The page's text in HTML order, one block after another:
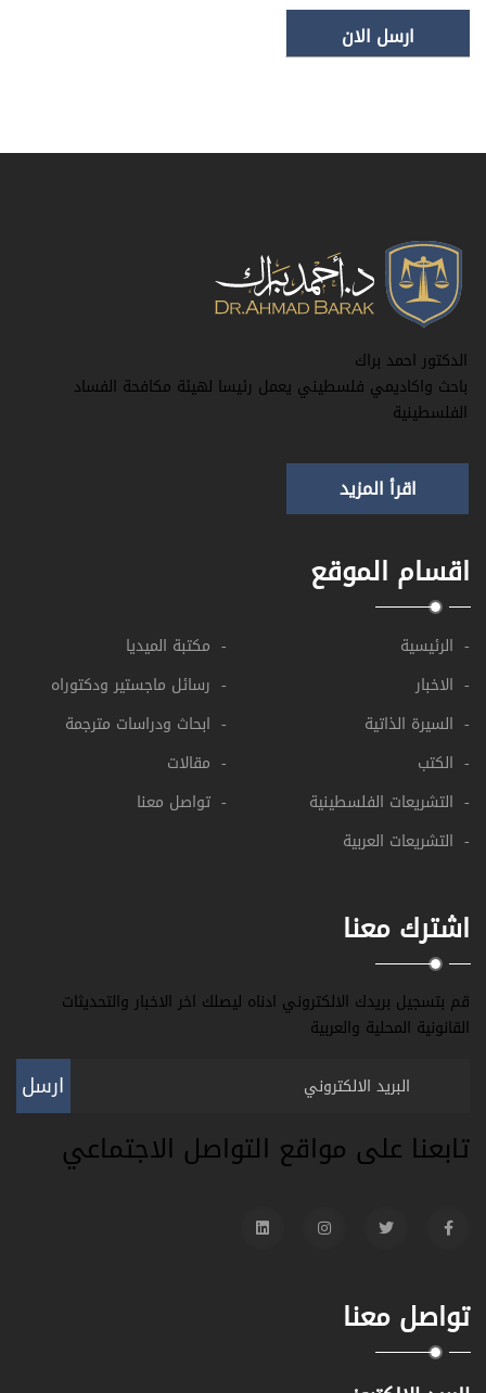
الدكتور احمد براك
باحث واكاديمي فلسطيني يعمل رئيسا لهيئة مكافحة الفساد
الفلسطينية
اقرأ المزيد
اقسام الموقع
- الرئيسية
- الاخبار
- السيرة الذاتية
- الكتب
- التشريعات الفلسطينية
- التشريعات العربية
- مكتبة الميديا
- رسائل ماجستير ودكتوراه
- ابحاث ودراسات مترجمة
- مقالات
- تواصل معنا
اشترك معنا
قم بتسجيل بريدك الالكتروني ادناه ليصلك اخر الاخبار والتحديثات
القانونية المحلية والعربية
ارسل
تابعنا على مواقع التواصل الاجتماعي
تواصل معنا